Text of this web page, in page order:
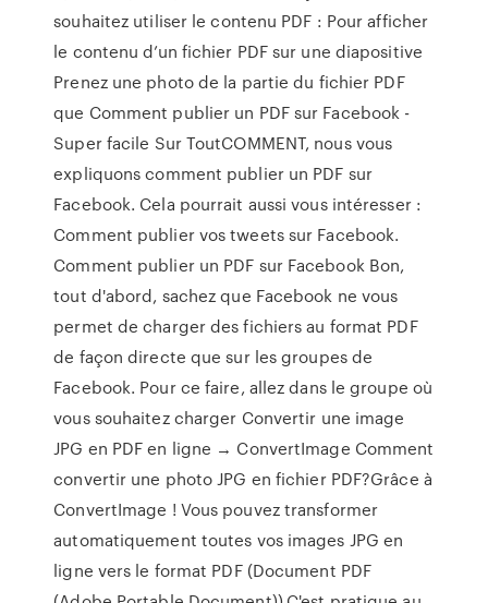
souhaitez utiliser le contenu PDF : Pour afficher
le contenu d’un fichier PDF sur une diapositive
Prenez une photo de la partie du fichier PDF
que Comment publier un PDF sur Facebook -
Super facile Sur ToutCOMMENT, nous vous
expliquons comment publier un PDF sur
Facebook. Cela pourrait aussi vous intéresser :
Comment publier vos tweets sur Facebook.
Comment publier un PDF sur Facebook Bon,
tout d'abord, sachez que Facebook ne vous
permet de charger des fichiers au format PDF
de façon directe que sur les groupes de
Facebook. Pour ce faire, allez dans le groupe où
vous souhaitez charger Convertir une image
JPG en PDF en ligne → ConvertImage Comment
convertir une photo JPG en fichier PDF?Grâce à
ConvertImage ! Vous pouvez transformer
automatiquement toutes vos images JPG en
ligne vers le format PDF (Document PDF